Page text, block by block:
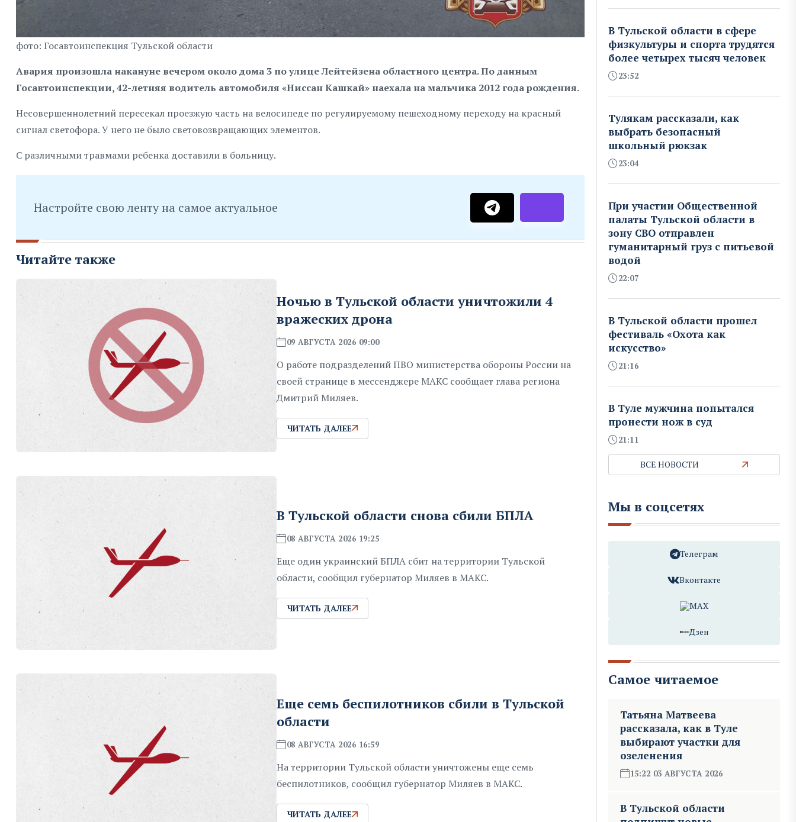
фото: Госавтоинспекция Тульской области
Авария произошла накануне вечером около дома 3 по улице Лейтейзена областного центра. По данным
Госавтоинспекции, 42-летняя водитель автомобиля «Ниссан Кашкай» наехала на мальчика 2012 года рождения.
Несовершеннолетний пересекал проезжую часть на велосипеде по регулируемому пешеходному переходу на красный
сигнал светофора. У него не было световозвращающих элементов.
С различными травмами ребенка доставили в больницу.
Настройте свою ленту на самое актуальное
Читайте также
Ночью в Тульской области уничтожили 4
вражеских дрона
09 АВГУСТА 2026 09:00
О работе подразделений ПВО министерства обороны России на
своей странице в мессенджере МАКС сообщает глава региона
Дмитрий Миляев.
ЧИТАТЬ ДАЛЕЕ
В Тульской области снова сбили БПЛА
08 АВГУСТА 2026 19:25
Еще один украинский БПЛА сбит на территории Тульской
области, сообщил губернатор Миляев в MAKC.
ЧИТАТЬ ДАЛЕЕ
Еще семь беспилотников сбили в Тульской
области
08 АВГУСТА 2026 16:59
На территории Тульской области уничтожены еще семь
беспилотников, сообщил губернатор Миляев в MAKC.
ЧИТАТЬ ДАЛЕЕ
В Тульской области в сфере
физкультуры и спорта трудятся
более четырех тысяч человек
23:52
Тулякам рассказали, как
выбрать безопасный
школьный рюкзак
23:04
При участии Общественной
палаты Тульской области в
зону СВО отправлен
гуманитарный груз с питьевой
водой
22:07
В Тульской области прошел
фестиваль «Охота как
искусство»
21:16
В Туле мужчина попытался
пронести нож в суд
21:11
ВСЕ НОВОСТИ
Мы в соцсетях
Телеграм
Вконтакте
MAX
Дзен
Самое читаемое
Татьяна Матвеева
рассказала, как в Туле
выбирают участки для
озеленения
15:22 03 АВГУСТА 2026
В Тульской области